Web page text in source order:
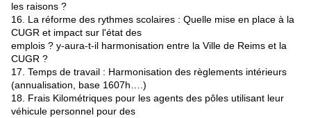
les raisons ?
16. La réforme des rythmes scolaires : Quelle mise en place à la
CUGR et impact sur l'état des
emplois ? y-aura-t-il harmonisation entre la Ville de Reims et la
CUGR ?
17. Temps de travail : Harmonisation des règlements intérieurs
(annualisation, base 1607h….)
18. Frais Kilométriques pour les agents des pôles utilisant leur
véhicule personnel pour des